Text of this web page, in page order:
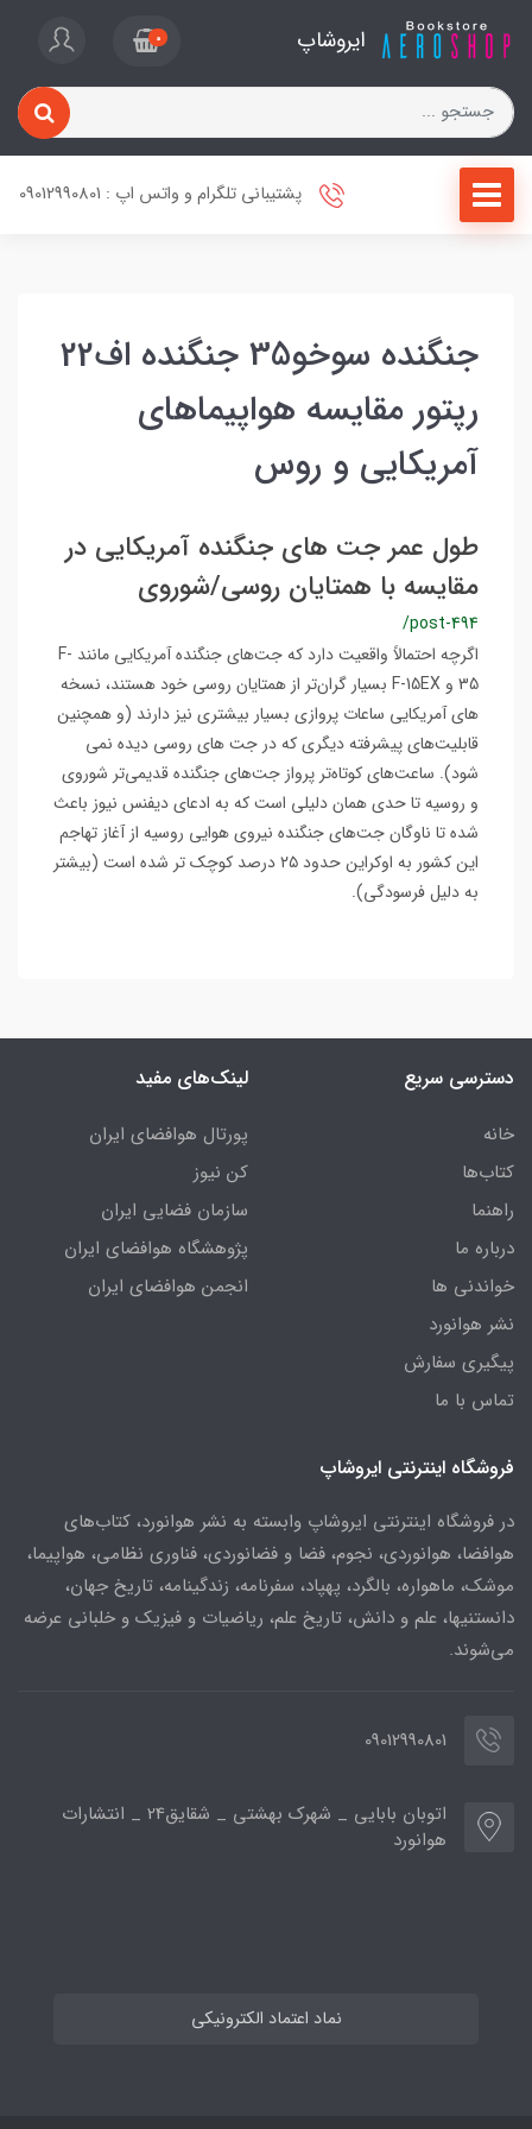
ایروشاپ 0
پشتیبانی تلگرام و واتس اپ : 09012990801
جنگنده سوخو35 جنگنده اف22
رپتور مقایسه هواپیماهای
آمریکایی و روس
طول عمر جت های جنگنده آمریکایی در
مقایسه با همتایان روسی/شوروی
/post-494
اگرچه احتمالاً واقعیت دارد که جت‌های جنگنده آمریکایی مانند F-
35 و F-15EX بسیار گران‌تر از همتایان روسی خود هستند، نسخه
های آمریکایی ساعات پروازی بسیار بیشتری نیز دارند (و همچنین
قابلیت‌های پیشرفته دیگری که در جت های روسی دیده نمی
شود). ساعت‌های کوتاه‌تر پرواز جت‌های جنگنده قدیمی‌تر شوروی
و روسیه تا حدی همان دلیلی است که به ادعای دیفنس نیوز باعث
شده تا ناوگان جت‌های جنگنده نیروی هوایی روسیه از آغاز تهاجم
این کشور به اوکراین حدود ۲۵ درصد کوچک تر شده است (بیشتر
به دلیل فرسودگی).
دسترسی سریع
خانه
کتاب‌ها
راهنما
درباره ما
خواندنی ها
نشر هوانورد
پیگیری سفارش
تماس با ما
لینک‌های مفید
پورتال هوافضای ایران
کن نیوز
سازمان فضایی ایران
پژوهشگاه هوافضای ایران
انجمن هوافضای ایران
فروشگاه اینترنتی ایروشاپ
در فروشگاه اینترنتی ایروشاپ وابسته به نشر هوانورد، کتاب‌های
هوافضا، هوانوردی، نجوم، فضا و فضانوردی، فناوری نظامی، هواپیما،
موشک، ماهواره، بالگرد، پهپاد، سفرنامه، زندگینامه، تاریخ جهان،
دانستنیها، علم و دانش، تاریخ علم، ریاضیات و فیزیک و خلبانی عرضه
می‌شوند.
09012990801
اتوبان بابایی _ شهرک بهشتی _ شقایق24 _ انتشارات
هوانورد
نماد اعتماد الکترونیکی